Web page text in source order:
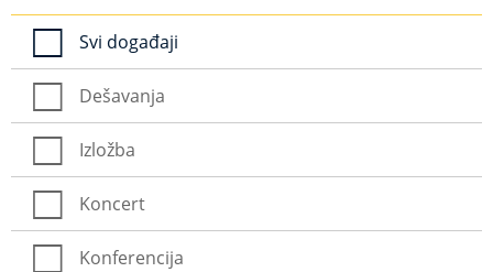
Svi događaji
Dešavanja
Izložba
Koncert
Konferencija